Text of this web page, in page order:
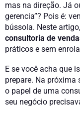
mas na direção. Já
gerencia”? Pois é:
bússola. Neste
consultoria de
práticos e sem
E se você acha que
prepare. Na próxima
o papel de uma
seu negócio